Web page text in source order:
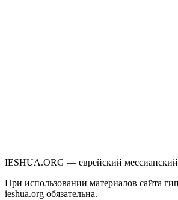
IESHUA.ORG — еврейский
При использовании материалов сайта
ieshua.org обязательна.